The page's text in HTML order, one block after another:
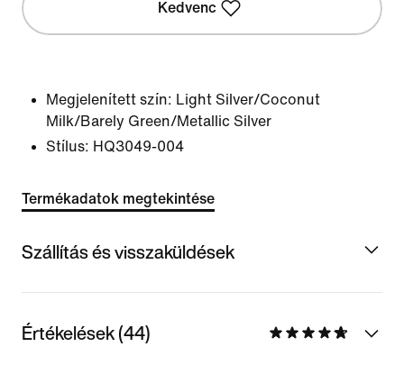
Kedvenc
Megjelenített szín: Light Silver/Coconut
Milk/Barely Green/Metallic Silver
Stílus: HQ3049-004
Termékadatok megtekintése
Szállítás és visszaküldések
Értékelések (44)